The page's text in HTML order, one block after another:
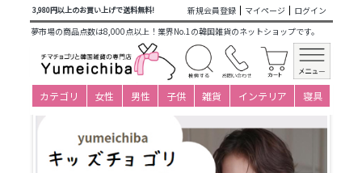
3,980円以上のお買い上げで送料無料! 新規会員登録 マイページ
ログイン
夢市場の商品点数は8,000点以上！業界No.1の韓国雑貨のネットショップです。
カテゴリ 女性 男性 子供 雑貨 インテリア 寝具
商品カテゴリ一覧>仕立て済み衣装(子ども用販売)>男の子新
作>キッズチョゴリ(3～8才)>5-6才(身長110～119cm)> セッ
ト
キッズ販売チョゴリ男の子5～6歳用・セット